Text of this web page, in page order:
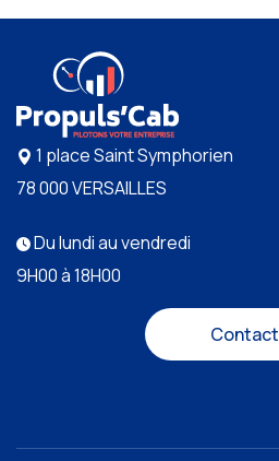
1 place Saint Symphorien
78 000 VERSAILLES
Du lundi au vendredi
9H00 à 18H00
Contact